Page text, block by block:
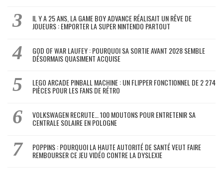
IL Y A 25 ANS, LA GAME BOY ADVANCE RÉALISAIT UN RÊVE DE
JOUEURS : EMPORTER LA SUPER NINTENDO PARTOUT
GOD OF WAR LAUFEY : POURQUOI SA SORTIE AVANT 2028 SEMBLE
DÉSORMAIS QUASIMENT ACQUISE
LEGO ARCADE PINBALL MACHINE : UN FLIPPER FONCTIONNEL DE 2 274
PIÈCES POUR LES FANS DE RÉTRO
VOLKSWAGEN RECRUTE… 100 MOUTONS POUR ENTRETENIR SA
CENTRALE SOLAIRE EN POLOGNE
POPPINS : POURQUOI LA HAUTE AUTORITÉ DE SANTÉ VEUT FAIRE
REMBOURSER CE JEU VIDÉO CONTRE LA DYSLEXIE